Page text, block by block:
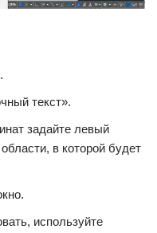
текст».
задайте левый
в которой будет
используйте